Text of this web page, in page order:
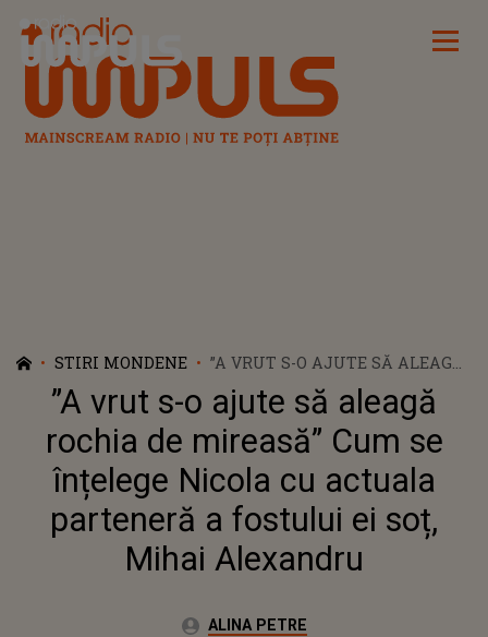
Radio Impuls
STIRI MONDENE
”A VRUT S-O AJUTE SĂ ALEAGĂ
ROCHIA DE MIREASĂ” CUM SE
ÎNȚELEGE NICOLA CU ACTUALA
PARTENERĂ A FOSTULUI EI SOȚ,
MIHAI ALEXANDRU
”A vrut s-o ajute să aleagă
rochia de mireasă” Cum se
înțelege Nicola cu actuala
parteneră a fostului ei soț,
Mihai Alexandru
Autor:ALINA PETRE